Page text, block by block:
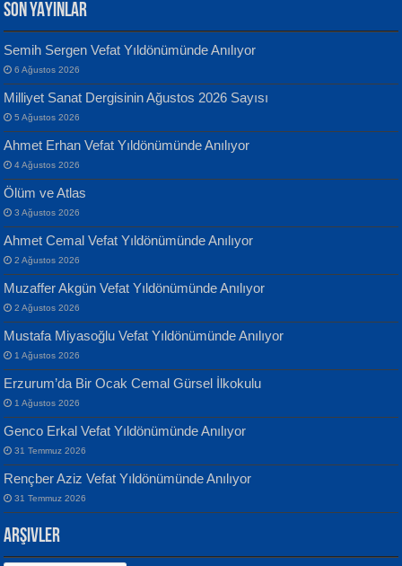
MUSTAFA KELOĞLU
Yarına İz Bırakmak...
ATİLLA ÖZEN
Sultan Olmadan Önce Eyüp...
EKREM KARABABA
Yılmaz Ekinci
Geceye Söylenen...
Banu Sancak
Defterimden İçeri...
İsmail Aydos
İnkisar...
SON YAYINLAR
Semih Sergen Vefat Yıldönümünde Anılıyor
6 Ağustos 2026
Milliyet Sanat Dergisinin Ağustos 2026 Sayısı
5 Ağustos 2026
Ahmet Erhan Vefat Yıldönümünde Anılıyor
4 Ağustos 2026
Ölüm ve Atlas
3 Ağustos 2026
Ahmet Cemal Vefat Yıldönümünde Anılıyor
2 Ağustos 2026
Muzaffer Akgün Vefat Yıldönümünde Anılıyor
2 Ağustos 2026
Mustafa Miyasoğlu Vefat Yıldönümünde Anılıyor
1 Ağustos 2026
Erzurum’da Bir Ocak Cemal Gürsel İlkokulu
1 Ağustos 2026
Genco Erkal Vefat Yıldönümünde Anılıyor
31 Temmuz 2026
Rençber Aziz Vefat Yıldönümünde Anılıyor
31 Temmuz 2026
Arşivler